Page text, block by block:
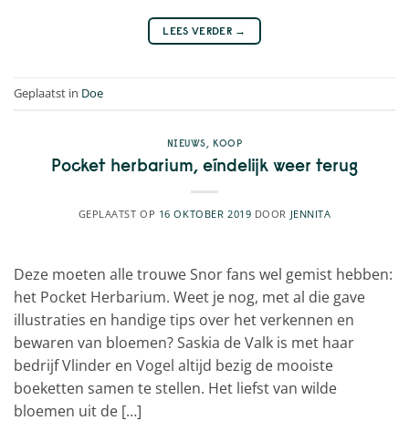
LEES VERDER →
Geplaatst in Doe
NIEUWS, KOOP
Pocket herbarium, eíndelijk weer terug
GEPLAATST OP 16 OKTOBER 2019 DOOR JENNITA
Deze moeten alle trouwe Snor fans wel gemist hebben:
het Pocket Herbarium. Weet je nog, met al die gave
illustraties en handige tips over het verkennen en
bewaren van bloemen? Saskia de Valk is met haar
bedrijf Vlinder en Vogel altijd bezig de mooiste
boeketten samen te stellen. Het liefst van wilde
bloemen uit de […]